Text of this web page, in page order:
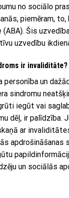
no sociālo
piemēram,
(ABA). Šis
uzvedību
ir invaliditāte?
personība un
sindromu
iegūt vai
dēļ, ir palīdzība.
ar
apdrošināšanas
un sociālās